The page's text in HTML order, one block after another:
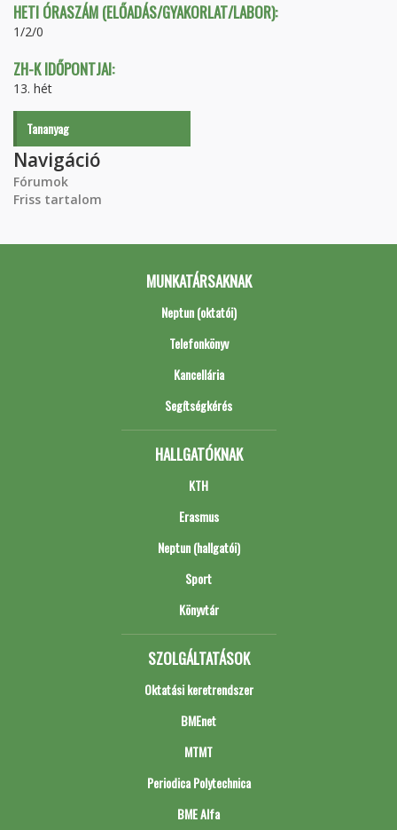
HETI ÓRASZÁM (ELŐADÁS/GYAKORLAT/LABOR):
1/2/0
ZH-K IDŐPONTJAI:
13. hét
Tananyag
Navigáció
Fórumok
Friss tartalom
MUNKATÁRSAKNAK
Neptun (oktatói)
Telefonkönyv
Kancellária
Segítségkérés
HALLGATÓKNAK
KTH
Erasmus
Neptun (hallgatói)
Sport
Könyvtár
SZOLGÁLTATÁSOK
Oktatási keretrendszer
BMEnet
MTMT
Periodica Polytechnica
BME Alfa